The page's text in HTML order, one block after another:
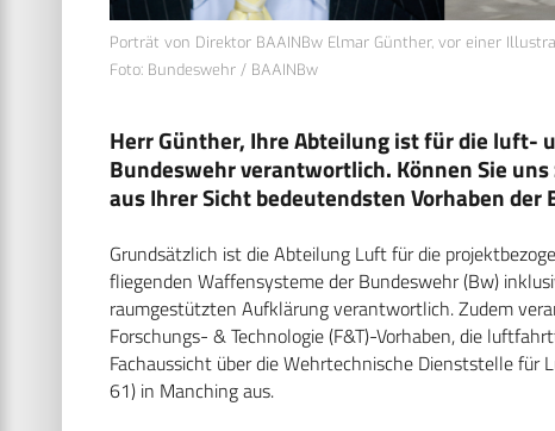
Porträt von Direktor BAAINBw Elmar Günther, vor einer
Foto: Bundeswehr / BAAINBw
Herr Günther, Ihre Abteilung ist für die luft-
Bundeswehr verantwortlich. Können Sie
aus Ihrer Sicht bedeutendsten Vorhaben
Grundsätzlich ist die Abteilung Luft für die
fliegenden Waffensysteme der Bundeswehr (Bw)
raumgestützten Aufklärung verantwortlich. Zudem
Forschungs- & Technologie (F&T)-Vorhaben, die
Fachaussicht über die Wehrtechnische Dienststelle
61) in Manching aus.